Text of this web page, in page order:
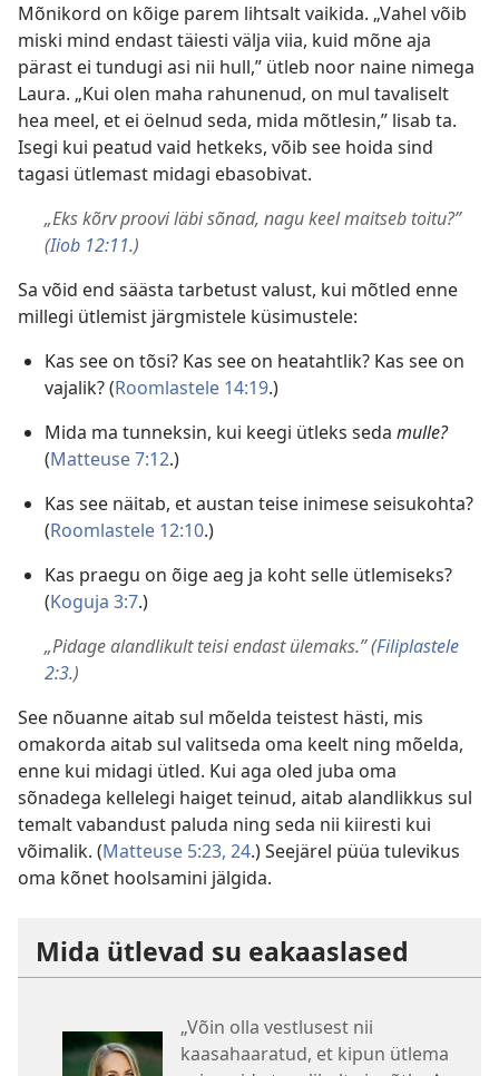
Mõnikord on kõige parem lihtsalt vaikida. „Vahel võib
miski mind endast täiesti välja viia, kuid mõne aja
pärast ei tundugi asi nii hull,” ütleb noor naine nimega
Laura. „Kui olen maha rahunenud, on mul tavaliselt
hea meel, et ei öelnud seda, mida mõtlesin,” lisab ta.
Isegi kui peatud vaid hetkeks, võib see hoida sind
tagasi ütlemast midagi ebasobivat.
„Eks kõrv proovi läbi sõnad, nagu keel maitseb toitu?”
(Iiob 12:11.)
Sa võid end säästa tarbetust valust, kui mõtled enne
millegi ütlemist järgmistele küsimustele:
Kas see on tõsi? Kas see on heatahtlik? Kas see on
vajalik? (Roomlastele 14:19.)
Mida ma tunneksin, kui keegi ütleks seda mulle?
(Matteuse 7:12.)
Kas see näitab, et austan teise inimese seisukohta?
(Roomlastele 12:10.)
Kas praegu on õige aeg ja koht selle ütlemiseks?
(Koguja 3:7.)
„Pidage alandlikult teisi endast ülemaks.” (Filiplastele
2:3.)
See nõuanne aitab sul mõelda teistest hästi, mis
omakorda aitab sul valitseda oma keelt ning mõelda,
enne kui midagi ütled. Kui aga oled juba oma
sõnadega kellelegi haiget teinud, aitab alandlikkus sul
temalt vabandust paluda ning seda nii kiiresti kui
võimalik. (Matteuse 5:23, 24.) Seejärel püüa tulevikus
oma kõnet hoolsamini jälgida.
Mida ütlevad su eakaaslased
„Võin olla vestlusest nii
kaasahaaratud, et kipun ütlema